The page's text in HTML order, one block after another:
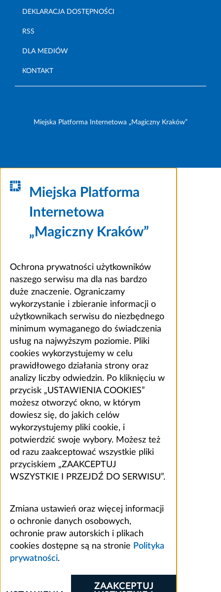
DEKLARACJA DOSTĘPNOŚCI
RSS
DLA MEDIÓW
KONTAKT
Miejska Platforma Internetowa „Magiczny Kraków”
Miejska Platforma
Internetowa
„Magiczny Kraków”
Ochrona prywatności użytkowników
naszego serwisu ma dla nas bardzo
duże znaczenie. Ograniczamy
wykorzystanie i zbieranie informacji o
użytkownikach serwisu do niezbędnego
minimum wymaganego do świadczenia
usług na najwyższym poziomie. Pliki
cookies wykorzystujemy w celu
prawidłowego działania strony oraz
analizy liczby odwiedzin. Po kliknięciu w
przycisk „USTAWIENIA COOKIES”
możesz otworzyć okno, w którym
dowiesz się, do jakich celów
wykorzystujemy pliki cookie, i
potwierdzić swoje wybory. Możesz też
od razu zaakceptować wszystkie pliki
przyciskiem „ZAAKCEPTUJ
WSZYSTKIE I PRZEJDŹ DO SERWISU”.
Zmiana ustawień oraz więcej informacji
o ochronie danych osobowych,
ochronie praw autorskich i plikach
cookies dostępne są na stronie Polityka
prywatności.
ZAAKCEPTUJ